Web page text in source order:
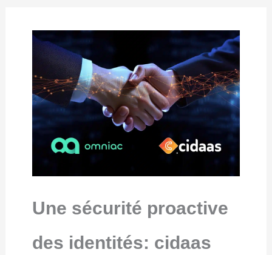
Une sécurité proactive
des identités: cidaas